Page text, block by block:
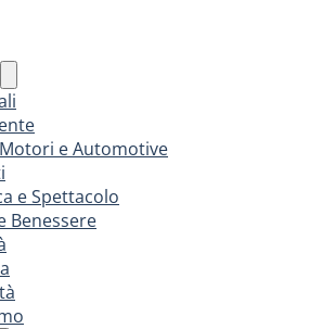
e Automotive
e Spettacolo
Benessere